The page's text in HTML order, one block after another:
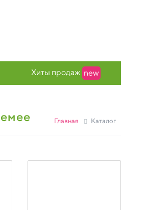
Хиты продаж new
Главная Каталог